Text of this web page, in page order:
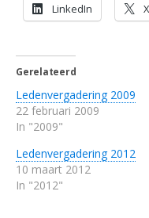
LinkedIn X
Gerelateerd
Ledenvergadering 2009
22 februari 2009
In "2009"
Ledenvergadering 2012
10 maart 2012
In "2012"